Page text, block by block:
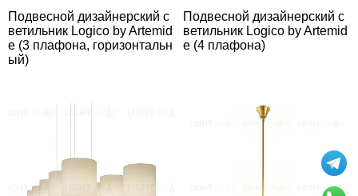
Подвесной дизайнерский с
ветильник Logico by Artemid
e (3 плафона, горизонтальн
ый)
Подвесной дизайнерский с
ветильник Logico by Artemid
e (4 плафона)